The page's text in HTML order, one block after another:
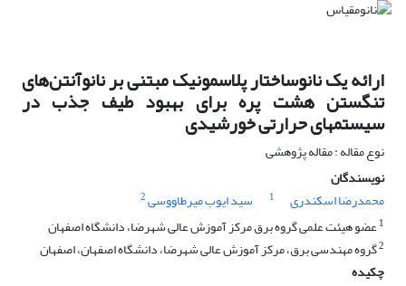
ارائه یک نانوساختار پلاسمونیک مبتنی بر نانوآنتن‌های
تنگستن هشت پره برای بهبود طیف جذب در
سیستمهای حرارتی خورشیدی
نوع مقاله : مقاله پژوهشی
نویسندگان
محمدرضا اسکندری
1 سید ایوب میرطاووسی2
1عضو هیئت علمی گروه برق مرکز آموزش عالی شهرضا، دانشگاه اصفهان
2گروه مهندسی برق، مرکز آموزش عالی شهرضا، دانشگاه اصفهان، اصفهان
چکیده